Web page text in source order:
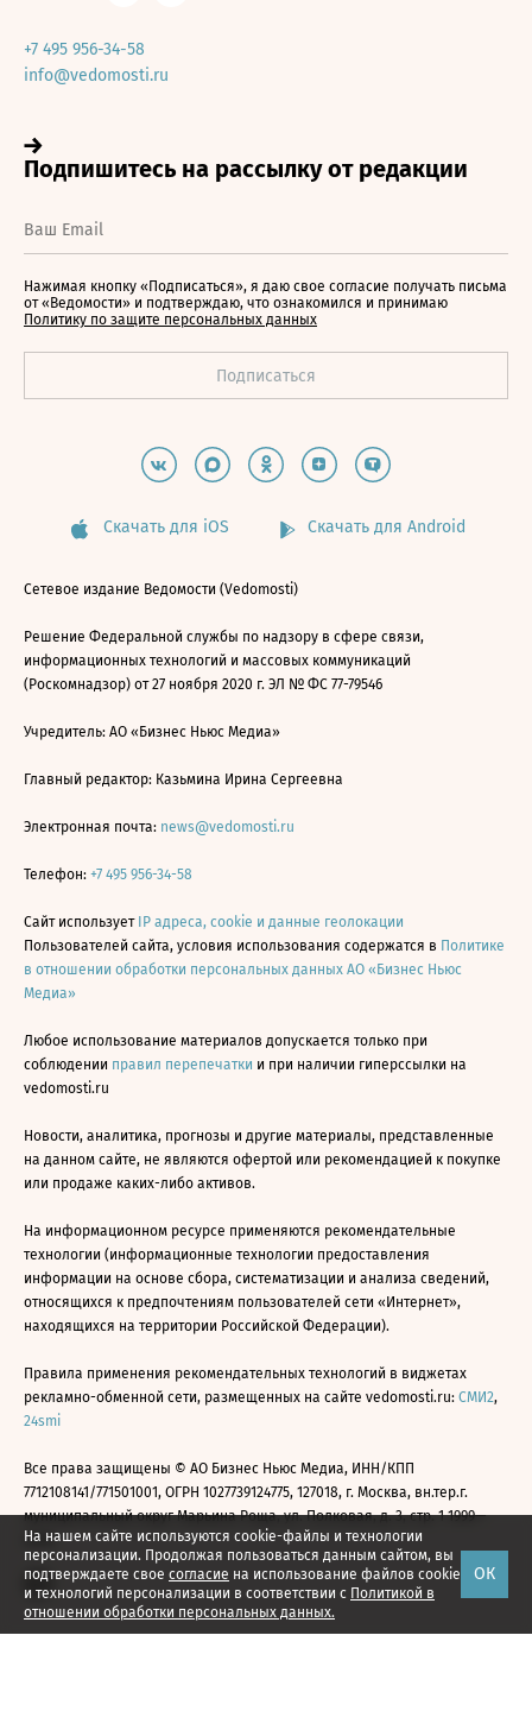
На нашем сайте используются cookie-файлы и технологии
персонализации. Продолжая пользоваться данным сайтом, вы
подтверждаете свое согласие на использование файлов cookie
и технологий персонализации в соответствии с Политикой в
отношении обработки персональных данных.
ОК
+7 495 956-34-58
info@vedomosti.ru
Нажимая кнопку «Подписаться», я даю свое согласие получать письма
от «Ведомости» и подтверждаю, что ознакомился и принимаю
Политику по защите персональных данных
Скачать для iOS Скачать для Android
Сетевое издание Ведомости (Vedomosti)
Решение Федеральной службы по надзору в сфере связи,
информационных технологий и массовых коммуникаций
(Роскомнадзор) от 27 ноября 2020 г. ЭЛ № ФС 77-79546
Учредитель: АО «Бизнес Ньюс Медиа»
Главный редактор: Казьмина Ирина Сергеевна
Электронная почта: news@vedomosti.ru
Телефон: +7 495 956-34-58
Сайт использует IP адреса, cookie и данные геолокации
Пользователей сайта, условия использования содержатся в Политике
в отношении обработки персональных данных АО «Бизнес Ньюс
Медиа»
Любое использование материалов допускается только при
соблюдении правил перепечатки и при наличии гиперссылки на
vedomosti.ru
Новости, аналитика, прогнозы и другие материалы, представленные
на данном сайте, не являются офертой или рекомендацией к покупке
или продаже каких-либо активов.
На информационном ресурсе применяются рекомендательные
технологии (информационные технологии предоставления
информации на основе сбора, систематизации и анализа сведений,
относящихся к предпочтениям пользователей сети «Интернет»,
находящихся на территории Российской Федерации).
Правила применения рекомендательных технологий в виджетах
рекламно-обменной сети, размещенных на сайте vedomosti.ru: СМИ2,
24smi
Все права защищены © АО Бизнес Ньюс Медиа, ИНН/КПП
7712108141/771501001, ОГРН 1027739124775, 127018, г. Москва, вн.тер.г.
муниципальный округ Марьина Роща, ул. Полковая, д. 3, стр. 1 1999—
2026